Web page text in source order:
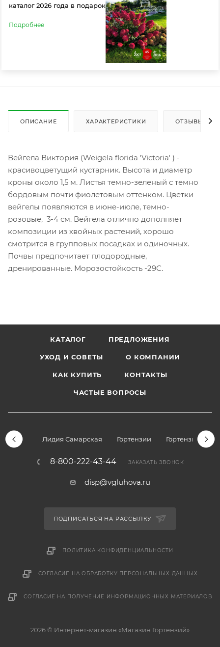
каталог 2026 года в подарок
Подробнее
ОПИСАНИЕ ХАРАКТЕРИСТИКИ ОТЗЫВЫ
Вейгела Виктория (Weigela florida 'Victoria' ) -
красивоцветущий кустарник. Высота и диаметр
кроны около 1,5 м. Листья темно-зеленый с темно
бордовым почти фиолетовым оттенком. Цветки
вейгелы появляются в июне-июле, темно-
розовые, 3-4 см. Вейгела отлично дополняет
композиции из хвойных растений, хорошо
смотрится в групповых посадках и одиночных.
Почвы предпочитает плодородные,
дренированные. Морозостойкость -29С.
КАТАЛОГ ПРЕДЛОЖЕНИЯ
УХОД И СОВЕТЫ О КОМПАНИИ
КАК КУПИТЬ КОНТАКТЫ
ЧАСТЫЕ ВОПРОСЫ
Лидия Самарская Гортензии Гортензии
8-800-222-43-44 ЗАКАЗАТЬ ЗВОНОК
disp@vgluhova.ru
ПОДПИСАТЬСЯ НА РАССЫЛКУ
ПОЛИТИКА КОНФИДЕНЦИАЛЬНОСТИ
СОГЛАСИЕ НА ОБРАБОТКУ ПЕРСОНАЛЬНЫХ ДАННЫХ
СОГЛАСИЕ НА ПОЛУЧЕНИЕ ИНФОРМАЦИОННЫХ МАТЕРИАЛОВ
2026 © Интернет-магазин «Магазин Гортензий»